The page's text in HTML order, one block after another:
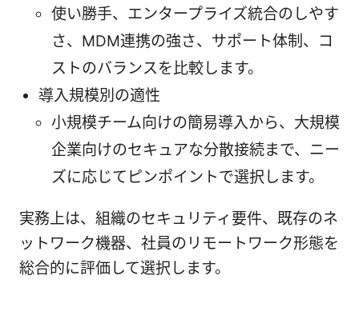
使い勝手、エンタープライズ統合のしやす
さ、MDM連携の強さ、サポート体制、コ
ストのバランスを比較します。
導入規模別の適性
小規模チーム向けの簡易導入から、大規模
企業向けのセキュアな分散接続まで、ニー
ズに応じてピンポイントで選択します。
実務上は、組織のセキュリティ要件、既存のネ
ットワーク機器、社員のリモートワーク形態を
総合的に評価して選択します。